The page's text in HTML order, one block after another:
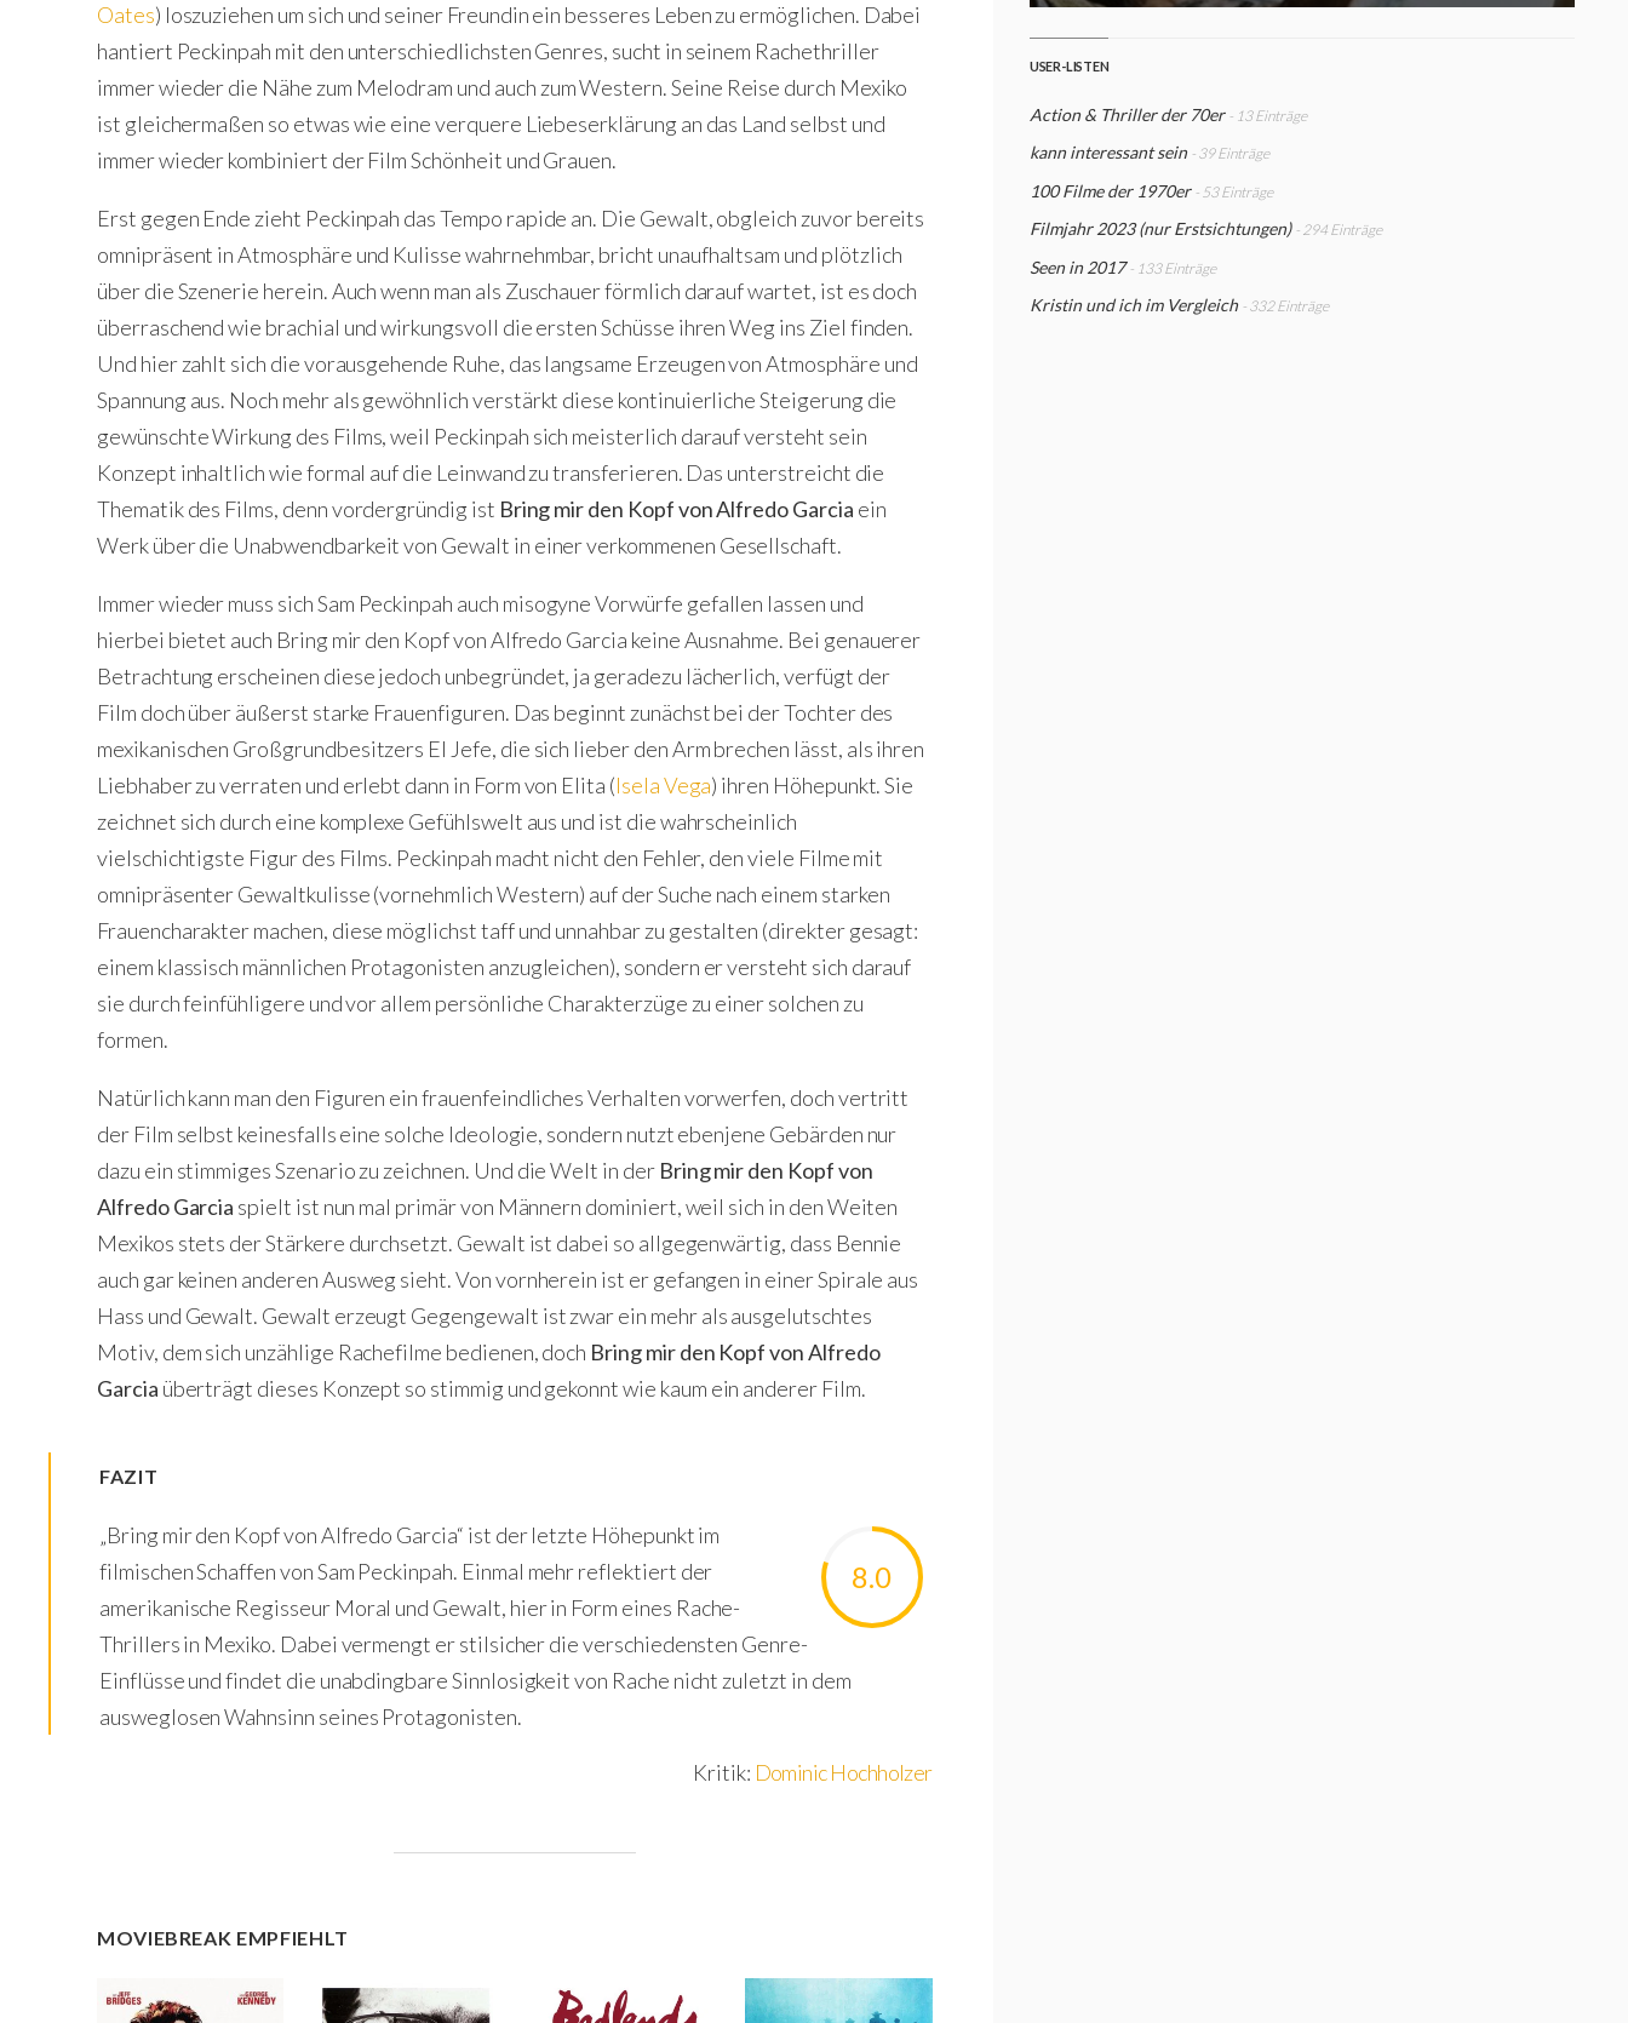
Oates) loszuziehen um sich und seiner Freundin ein besseres Leben zu ermöglichen. Dabei
hantiert Peckinpah mit den unterschiedlichsten Genres, sucht in seinem Rachethriller
immer wieder die Nähe zum Melodram und auch zum Western. Seine Reise durch Mexiko
ist gleichermaßen so etwas wie eine verquere Liebeserklärung an das Land selbst und
immer wieder kombiniert der Film Schönheit und Grauen.
Erst gegen Ende zieht Peckinpah das Tempo rapide an. Die Gewalt, obgleich zuvor bereits
omnipräsent in Atmosphäre und Kulisse wahrnehmbar, bricht unaufhaltsam und plötzlich
über die Szenerie herein. Auch wenn man als Zuschauer förmlich darauf wartet, ist es doch
überraschend wie brachial und wirkungsvoll die ersten Schüsse ihren Weg ins Ziel finden.
Und hier zahlt sich die vorausgehende Ruhe, das langsame Erzeugen von Atmosphäre und
Spannung aus. Noch mehr als gewöhnlich verstärkt diese kontinuierliche Steigerung die
gewünschte Wirkung des Films, weil Peckinpah sich meisterlich darauf versteht sein
Konzept inhaltlich wie formal auf die Leinwand zu transferieren. Das unterstreicht die
Thematik des Films, denn vordergründig ist Bring mir den Kopf von Alfredo Garcia ein
Werk über die Unabwendbarkeit von Gewalt in einer verkommenen Gesellschaft.
Immer wieder muss sich Sam Peckinpah auch misogyne Vorwürfe gefallen lassen und
hierbei bietet auch Bring mir den Kopf von Alfredo Garcia keine Ausnahme. Bei genauerer
Betrachtung erscheinen diese jedoch unbegründet, ja geradezu lächerlich, verfügt der
Film doch über äußerst starke Frauenfiguren. Das beginnt zunächst bei der Tochter des
mexikanischen Großgrundbesitzers El Jefe, die sich lieber den Arm brechen lässt, als ihren
Liebhaber zu verraten und erlebt dann in Form von Elita (Isela Vega) ihren Höhepunkt. Sie
zeichnet sich durch eine komplexe Gefühlswelt aus und ist die wahrscheinlich
vielschichtigste Figur des Films. Peckinpah macht nicht den Fehler, den viele Filme mit
omnipräsenter Gewaltkulisse (vornehmlich Western) auf der Suche nach einem starken
Frauencharakter machen, diese möglichst taff und unnahbar zu gestalten (direkter gesagt:
einem klassisch männlichen Protagonisten anzugleichen), sondern er versteht sich darauf
sie durch feinfühligere und vor allem persönliche Charakterzüge zu einer solchen zu
formen.
Natürlich kann man den Figuren ein frauenfeindliches Verhalten vorwerfen, doch vertritt
der Film selbst keinesfalls eine solche Ideologie, sondern nutzt ebenjene Gebärden nur
dazu ein stimmiges Szenario zu zeichnen. Und die Welt in der Bring mir den Kopf von
Alfredo Garcia spielt ist nun mal primär von Männern dominiert, weil sich in den Weiten
Mexikos stets der Stärkere durchsetzt. Gewalt ist dabei so allgegenwärtig, dass Bennie
auch gar keinen anderen Ausweg sieht. Von vornherein ist er gefangen in einer Spirale aus
Hass und Gewalt. Gewalt erzeugt Gegengewalt ist zwar ein mehr als ausgelutschtes
Motiv, dem sich unzählige Rachefilme bedienen, doch Bring mir den Kopf von Alfredo
Garcia überträgt dieses Konzept so stimmig und gekonnt wie kaum ein anderer Film.
FAZIT
8.0
„Bring mir den Kopf von Alfredo Garcia“ ist der letzte Höhepunkt im
filmischen Schaffen von Sam Peckinpah. Einmal mehr reflektiert der
amerikanische Regisseur Moral und Gewalt, hier in Form eines Rache-
Thrillers in Mexiko. Dabei vermengt er stilsicher die verschiedensten Genre-
Einflüsse und findet die unabdingbare Sinnlosigkeit von Rache nicht zuletzt in dem
ausweglosen Wahnsinn seines Protagonisten.
Kritik: Dominic Hochholzer
MOVIEBREAK EMPFIEHLT
USER-LISTEN
Action & Thriller der 70er - 13 Einträge
kann interessant sein - 39 Einträge
100 Filme der 1970er - 53 Einträge
Filmjahr 2023 (nur Erstsichtungen) - 294 Einträge
Seen in 2017 - 133 Einträge
Kristin und ich im Vergleich - 332 Einträge